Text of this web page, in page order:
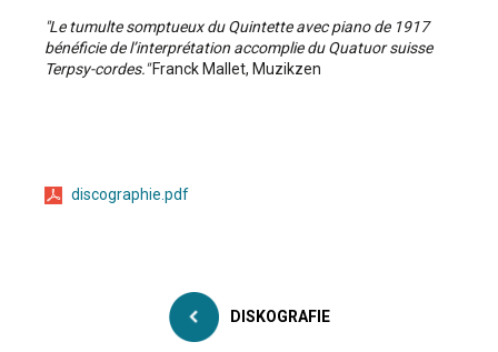
"Le tumulte somptueux du Quintette avec piano de 1917
bénéficie de l’interprétation accomplie du Quatuor suisse
Terpsy-cordes."Franck Mallet, Muzikzen
discographie.pdf
DISKOGRAFIE